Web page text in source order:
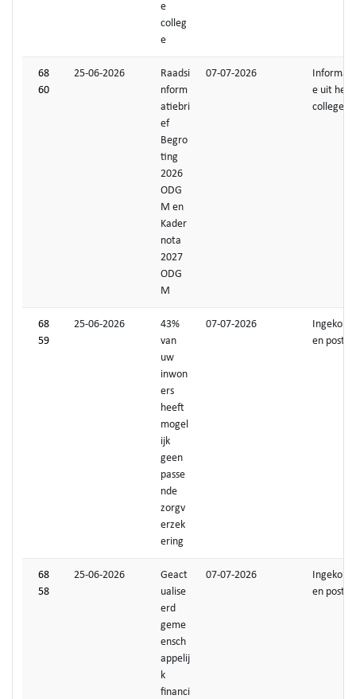
e
colleg
e
68
60
25-06-2026
Raadsi
nform
atiebri
ef
Begro
ting
2026
ODG
M en
Kader
nota
2027
ODG
M
07-07-2026
Informati
e uit het
college
68
59
25-06-2026
43%
van
uw
inwon
ers
heeft
mogel
ijk
geen
passe
nde
zorgv
erzek
ering
07-07-2026
Ingekom
en post
68
58
25-06-2026
Geact
ualise
erd
geme
ensch
appelij
k
financi
07-07-2026
Ingekom
en post